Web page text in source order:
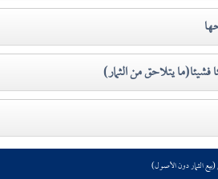
فشيئا(ما يتلاحق من الثمار)
الثمار دون الأصول)